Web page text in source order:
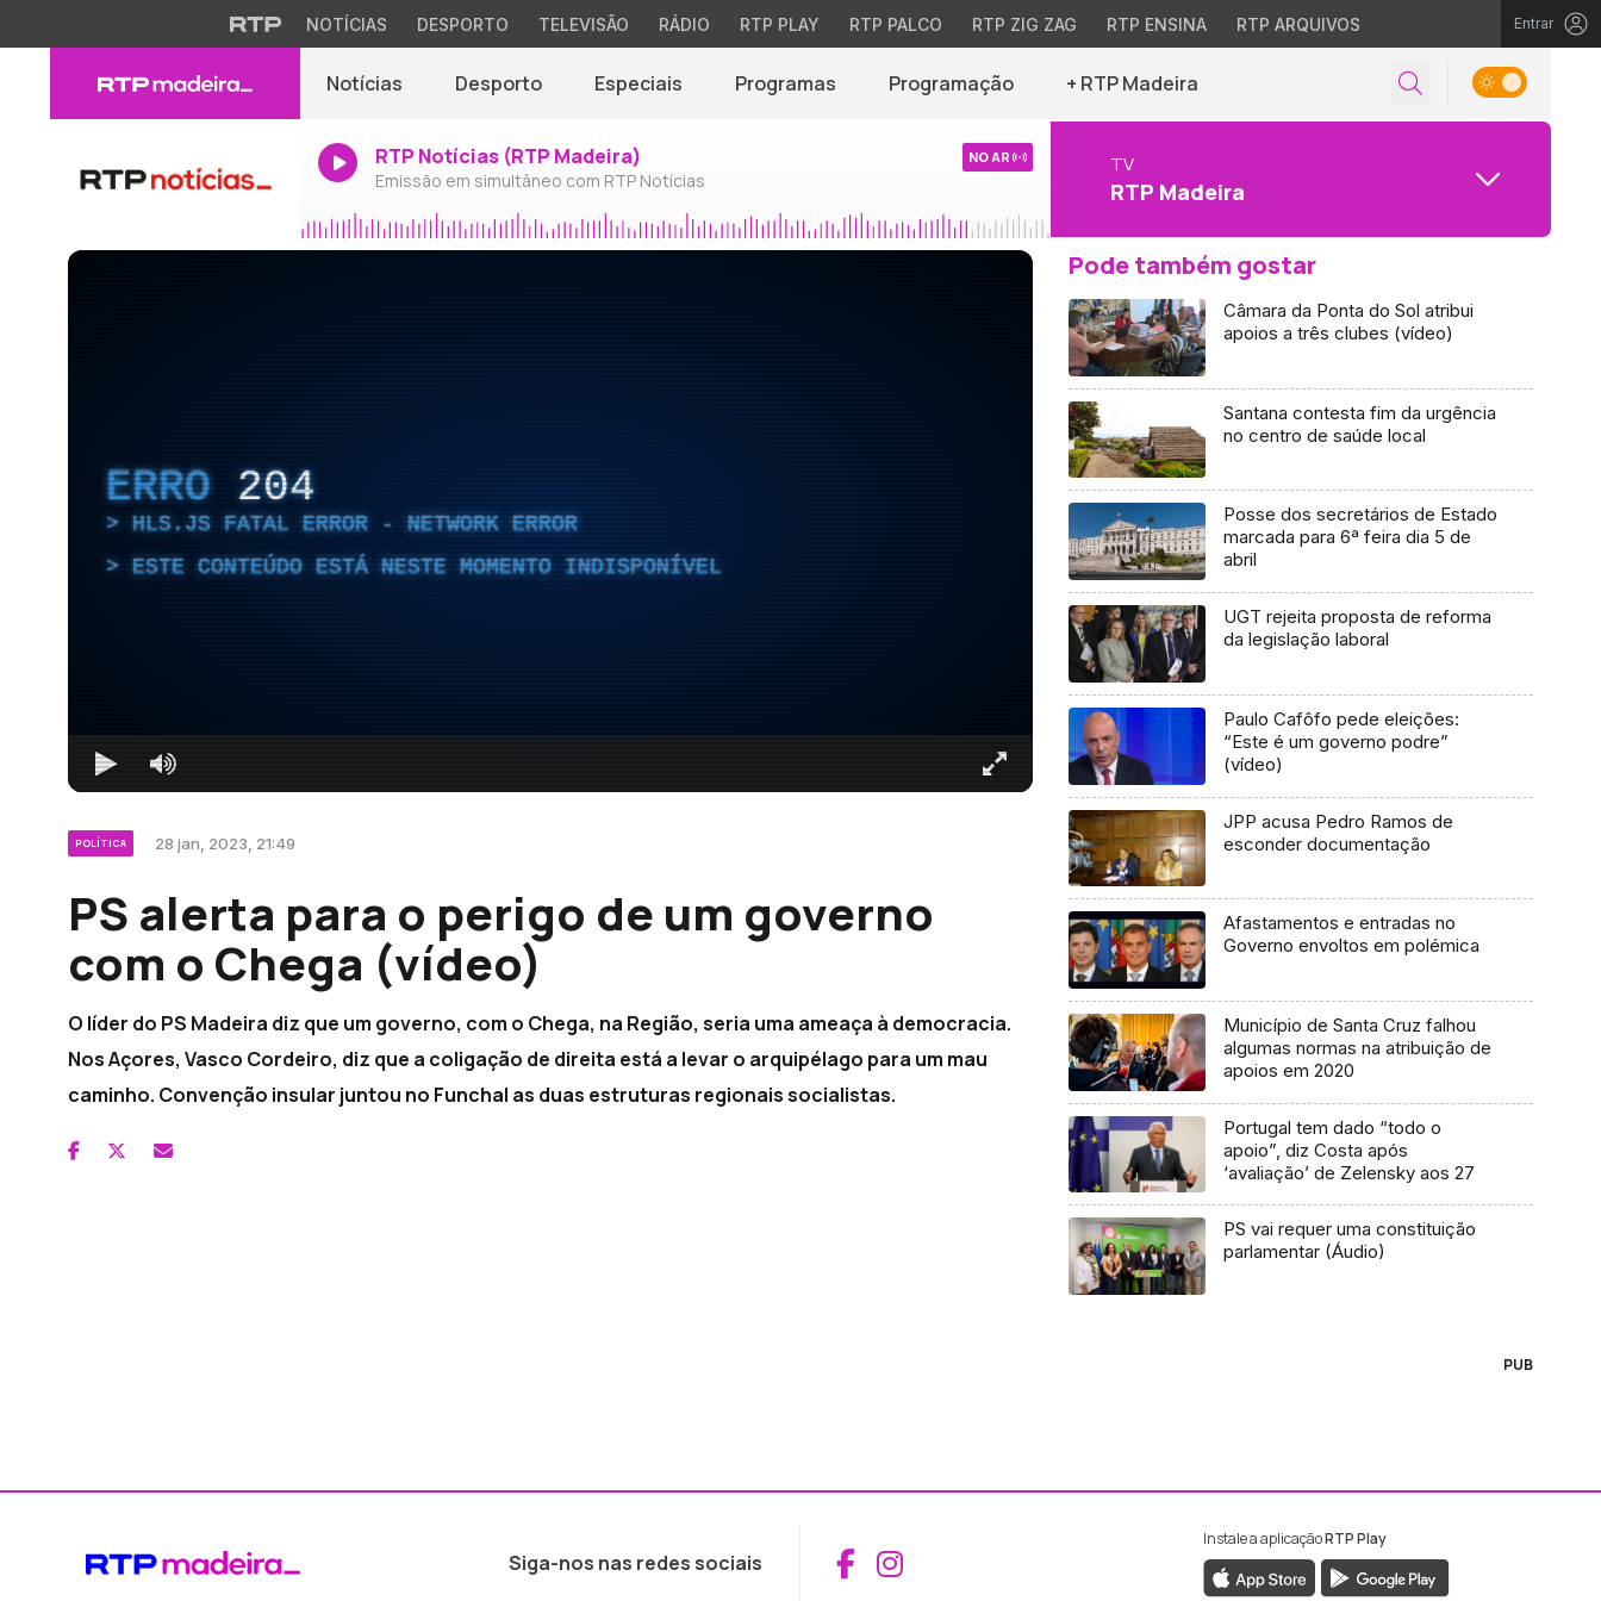
NOTÍCIAS DESPORTO TELEVISÃO RÁDIO RTP PLAY RTP PALCO RTP ZIG ZAG RTP ENSINA RTP ARQUIVOS Entrar
Notícias Desporto Especiais Programas Programação + RTP Madeira
RTP Notícias (RTP Madeira)
Emissão em simultâneo com RTP Notícias
NO AR TV
RTP Madeira
ERRO 204
HLS.JS FATAL ERROR - NETWORK ERROR
ESTE CONTEÚDO ESTÁ NESTE MOMENTO INDISPONÍVEL
POLÍTICA 28 jan, 2023, 21:49
PS alerta para o perigo de um governo
com o Chega (vídeo)
O líder do PS Madeira diz que um governo, com o Chega, na Região, seria uma ameaça à democracia.
Nos Açores, Vasco Cordeiro, diz que a coligação de direita está a levar o arquipélago para um mau
caminho. Convenção insular juntou no Funchal as duas estruturas regionais socialistas.
Pode também gostar
Câmara da Ponta do Sol atribui
apoios a três clubes (vídeo)
Santana contesta fim da urgência
no centro de saúde local
Posse dos secretários de Estado
marcada para 6ª feira dia 5 de
abril
UGT rejeita proposta de reforma
da legislação laboral
Paulo Cafôfo pede eleições:
“Este é um governo podre”
(vídeo)
JPP acusa Pedro Ramos de
esconder documentação
Afastamentos e entradas no
Governo envoltos em polémica
Município de Santa Cruz falhou
algumas normas na atribuição de
apoios em 2020
Portugal tem dado “todo o
apoio”, diz Costa após
‘avaliação’ de Zelensky aos 27
PS vai requer uma constituição
parlamentar (Áudio)
PUB
Siga-nos nas redes sociais Aceder ao Facebook da RTP Madeira
Aceder ao Instagram da RTP Madeira
Instale a aplicaçãoRTP Play